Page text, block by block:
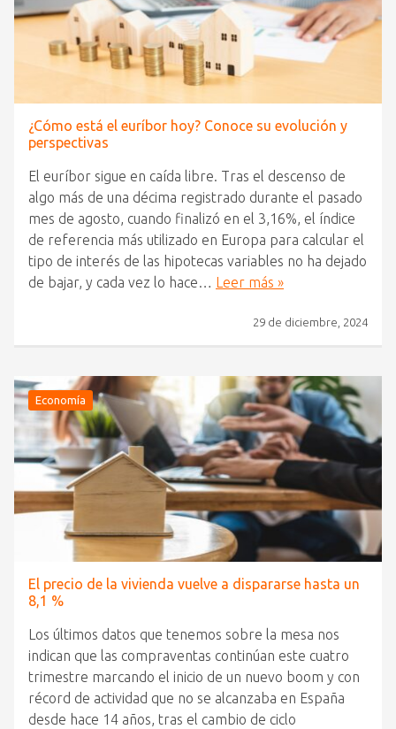
¿Cómo está el euríbor hoy? Conoce su evolución y
perspectivas
El euríbor sigue en caída libre. Tras el descenso de
algo más de una décima registrado durante el pasado
mes de agosto, cuando finalizó en el 3,16%, el índice
de referencia más utilizado en Europa para calcular el
tipo de interés de las hipotecas variables no ha dejado
de bajar, y cada vez lo hace… Leer más »
29 de diciembre, 2024
Economía
El precio de la vivienda vuelve a dispararse hasta un
8,1 %
Los últimos datos que tenemos sobre la mesa nos
indican que las compraventas continúan este cuatro
trimestre marcando el inicio de un nuevo boom y con
récord de actividad que no se alcanzaba en España
desde hace 14 años, tras el cambio de ciclo